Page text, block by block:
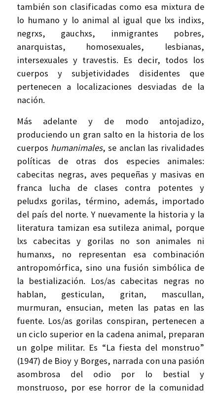
también son clasificadas como esa mixtura de
lo humano y lo animal al igual que lxs indixs,
negrxs, gauchxs, inmigrantes pobres,
anarquistas, homosexuales, lesbianas,
intersexuales y travestis. Es decir, todos los
cuerpos y subjetividades disidentes que
pertenecen a localizaciones desviadas de la
nación.
Más adelante y de modo antojadizo,
produciendo un gran salto en la historia de los
cuerpos humanimales, se anclan las rivalidades
políticas de otras dos especies animales:
cabecitas negras, aves pequeñas y masivas en
franca lucha de clases contra potentes y
peludxs gorilas, término, además, importado
del país del norte. Y nuevamente la historia y la
literatura tamizan esa sutileza animal, porque
lxs cabecitas y gorilas no son animales ni
humanxs, no representan esa combinación
antropomórfica, sino una fusión simbólica de
la bestialización. Los/as cabecitas negras no
hablan, gesticulan, gritan, mascullan,
murmuran, ensucian, meten las patas en las
fuente. Los/as gorilas conspiran, pertenecen a
un ciclo superior en la cadena animal, preparan
un golpe militar. Es “La fiesta del monstruo”
(1947) de Bioy y Borges, narrada con una pasión
asombrosa del odio por lo bestial y
monstruoso, por ese horror de la comunidad